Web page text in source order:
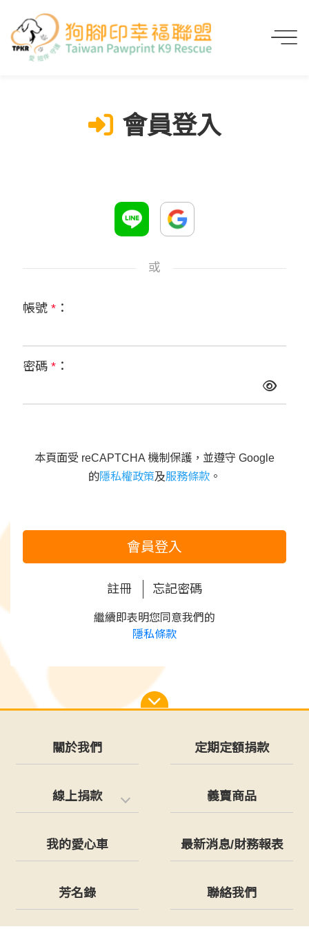
會員登入
或
帳號 * ：
密碼 * ：
本頁面受 reCAPTCHA 機制保護，並遵守 Google
的隱私權政策及服務條款 。
會員登入
註冊 忘記密碼
繼續即表明您同意我們的
隱私條款
關於我們 定期定額捐款
線上捐款 義賣商品
我的愛心車 最新消息/財務報表
芳名錄 聯絡我們